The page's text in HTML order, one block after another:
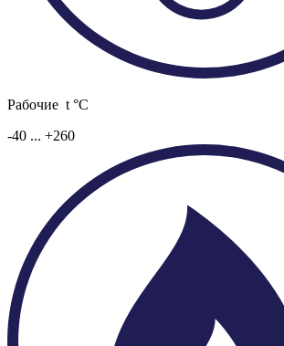
Рабочие t °C
-40 ... +260